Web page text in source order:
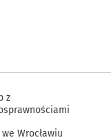
z
Wrocławiu